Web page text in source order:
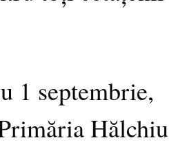
1 septembrie,
Hălchiu